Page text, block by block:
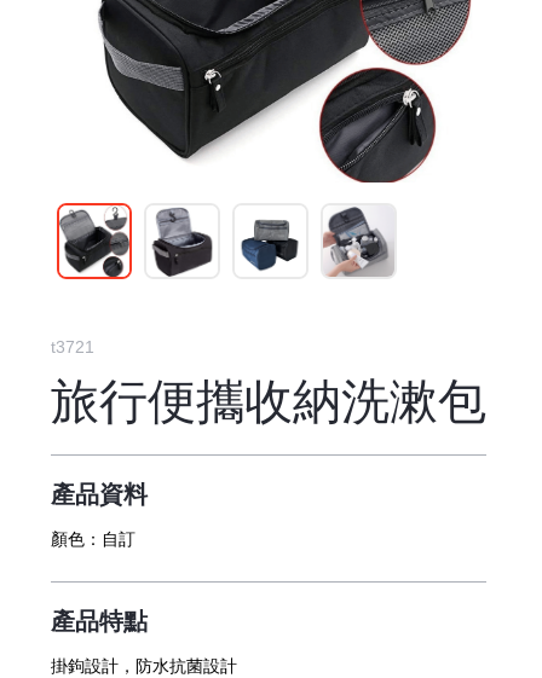
t3721
旅行便攜收納洗漱包
產品資料
顏色： 自訂
產品特點
掛鉤設計，防水抗菌設計